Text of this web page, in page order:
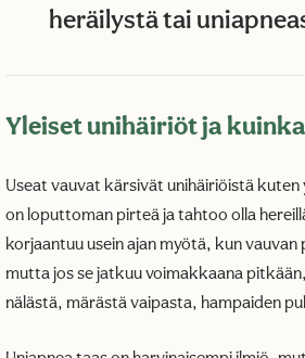
heräilystä tai
Yleiset unihäiriöt ja
Useat vauvat kärsivät unihäiriöistä
on loputtoman pirteä ja tahtoo olla
korjaantuu usein ajan myötä, kun
mutta jos se jatkuu voimakkaana
nälästä, märästä vaipasta, hampaiden